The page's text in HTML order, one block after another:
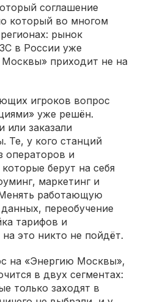
соглашение
который во многом
рынок
в России уже
приходит не на
игроков вопрос
уже решён.
или заказали
Те, у кого станций
операторов и
берут на себя
маркетинг и
работающую
переобучение
тарифов и
это никто не пойдёт.
на «Энергию Москвы»,
в двух сегментах:
только заходят в